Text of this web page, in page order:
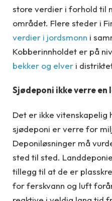
store verdier i forhold til
området. Flere steder i
verdier i jordsmonn i
Kobberinnholdet er på
bekker og elver i
Sjødeponi ikke verre en
Det er ikke vitenskapelig
sjødeponi er verre for
Deponiløsninger må
sted til sted.
tillegg til at de er
for ferskvann og luft